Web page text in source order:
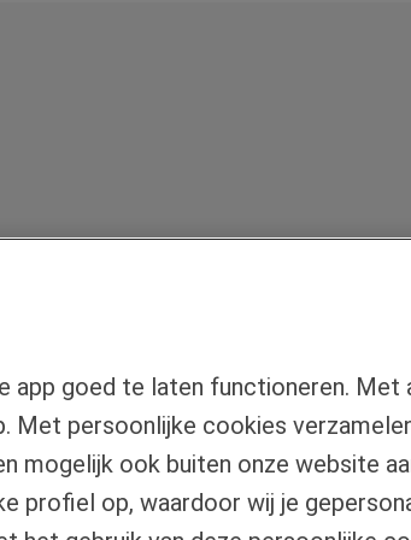
Over Florius
app goed te laten functioneren. Met
Met persoonlijke cookies
mogelijk ook buiten onze website
profiel op, waardoor wij je